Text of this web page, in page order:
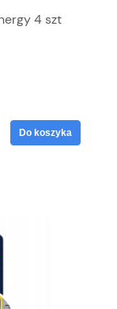
4 szt
Do koszyka